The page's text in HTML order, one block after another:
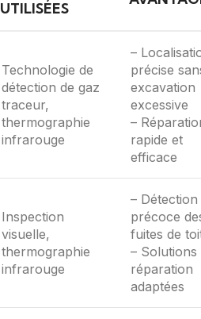
UTILISÉES
Technologie de
détection de gaz
traceur,
thermographie
infrarouge
–
précise
excavation
excessive
–
rapide et
efficace
Inspection
visuelle,
thermographie
infrarouge
– Détection
précoce
fuites de
– Solutions
réparation
adaptées